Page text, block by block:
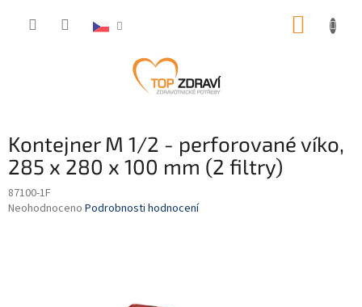
Kontejner M 1/2 - perforované víko,
285 x 280 x 100 mm (2 filtry)
87100-1F
Průměrné
Neohodnoceno Podrobnosti hodnocení